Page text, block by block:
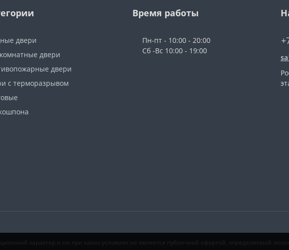
двери
двери
двери
с терморазрывом
Время работы
Пн-пт - 10:00 - 20:00
Сб -Вс 10:00 - 19:00
характер и ни при каких условиях не является публичной офертой, определяемой